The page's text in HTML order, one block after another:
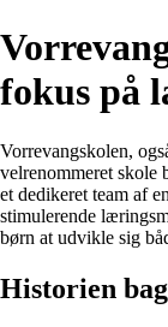
fokus på
Vorrevangskolen,
velrenommeret skole
et dedikeret team af
stimulerende
børn at udvikle sig
Historien